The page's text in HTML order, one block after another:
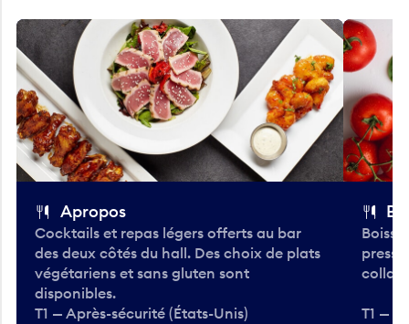
Apropos
Cocktails et repas légers offerts au bar
des deux côtés du hall. Des choix de plats
végétariens et sans gluten sont
disponibles.
T1 — Après-sécurité (États-Unis)
T1 —